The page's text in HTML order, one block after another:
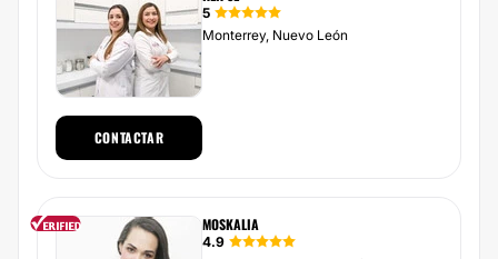
5
Monterrey, Nuevo León
CONTACTAR
MOSKALIA
4.9